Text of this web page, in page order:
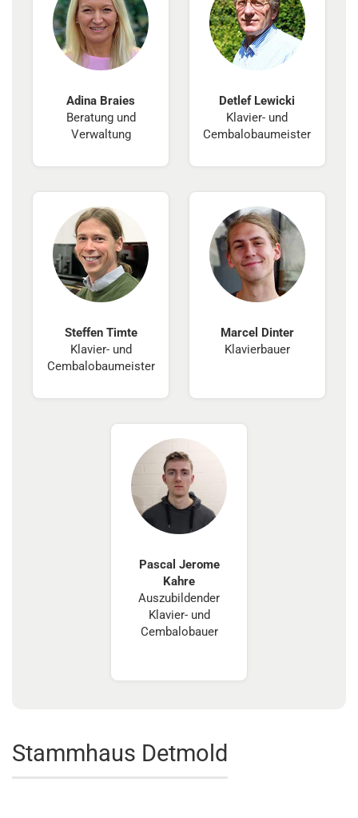
Adina Braies
Beratung und
Verwaltung
Detlef Lewicki
Klavier- und
Cembalobaumeister
Steffen Timte
Klavier- und
Cembalobaumeister
Marcel Dinter
Klavierbauer
Pascal Jerome
Kahre
Auszubildender
Klavier- und
Cembalobauer
Stammhaus Detmold